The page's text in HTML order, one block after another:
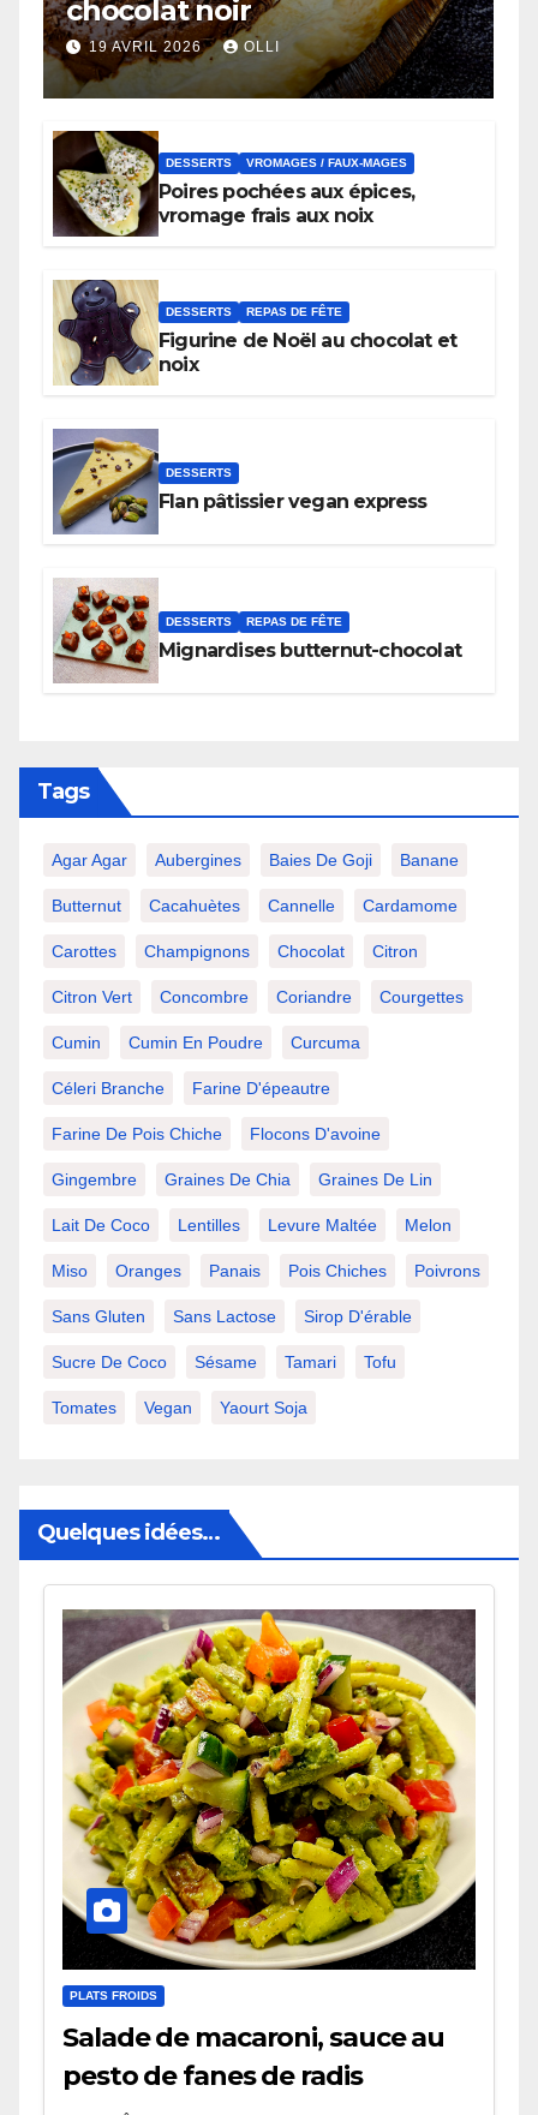
chocolat noir
19 AVRIL 2026 OLLI
DESSERTS VROMAGES / FAUX-MAGES
Poires pochées aux épices,
vromage frais aux noix
DESSERTS REPAS DE FÊTE
Figurine de Noël au chocolat et
noix
DESSERTS
Flan pâtissier vegan express
DESSERTS REPAS DE FÊTE
Mignardises butternut-chocolat
Tags
Agar Agar Aubergines Baies De Goji Banane
Butternut Cacahuètes Cannelle Cardamome
Carottes Champignons Chocolat Citron
Citron Vert Concombre Coriandre Courgettes
Cumin Cumin En Poudre Curcuma
Céleri Branche Farine D'épeautre
Farine De Pois Chiche Flocons D'avoine
Gingembre Graines De Chia Graines De Lin
Lait De Coco Lentilles Levure Maltée Melon
Miso Oranges Panais Pois Chiches Poivrons
Sans Gluten Sans Lactose Sirop D'érable
Sucre De Coco Sésame Tamari Tofu
Tomates Vegan Yaourt Soja
Quelques idées…
PLATS FROIDS
Salade de macaroni, sauce au
pesto de fanes de radis